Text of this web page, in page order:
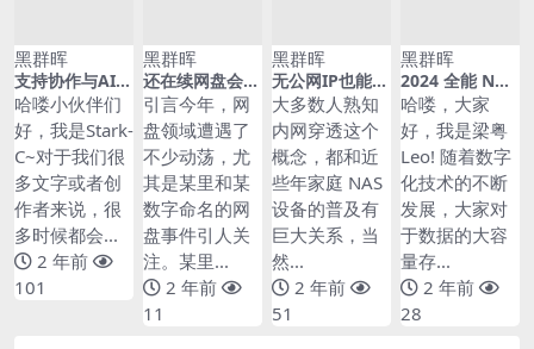
黑群晖
支持协作与AI作
图，极空间快速
部署开源的虚拟
手绘白板『Exc
alidraw』
哈喽小伙伴们
好，我是Stark-
C~对于我们很
多文字或者创
作者来说，很
多时候都会...
2 年前
101
黑群晖
还在续网盘会员
吗，更安全的大
容量免会员存储
空间！是时候入
手NAS了
引言今年，网
盘领域遭遇了
不少动荡，尤
其是某里和某
数字命名的网
盘事件引人关
注。某里...
2 年前
11
黑群晖
无公网IP也能实
现高效远程访
问，15款群晖内
网穿透方案评
测！
大多数人熟知
内网穿透这个
概念，都和近
些年家庭 NAS
设备的普及有
巨大关系，当
然...
2 年前
51
黑群晖
2024 全能 NAS
新标杆绿联私有
云 DXP4800 体
验测评：96T 超
大容量助力新一
代智能存储体
验！
哈喽，大家
好，我是梁粤
Leo! 随着数字
化技术的不断
发展，大家对
于数据的大容
量存...
2 年前
28